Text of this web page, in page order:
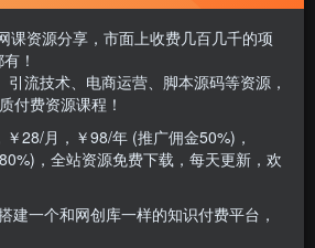
｜最快的线上赚钱 2022｜最新赚钱
多钱的技巧全告诉你
课资源分享，市面上收费几百几千的项
！
引流技术、电商运营、脚本源码等资源，
付费资源课程！
28/月，￥98/年 (推广佣金50%)，
，全站资源免费下载，每天更新，欢
建一个和网创库一样的知识付费平台，